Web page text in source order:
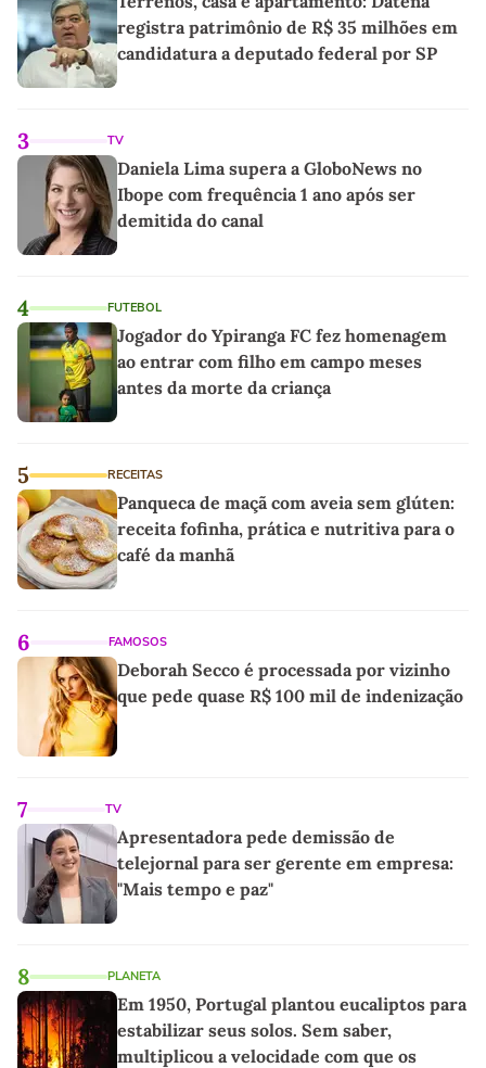
registra patrimônio de R$ 35 milhões em
candidatura a deputado federal por SP
3 TV
Daniela Lima supera a GloboNews no
Ibope com frequência 1 ano após ser
demitida do canal
4 FUTEBOL
Jogador do Ypiranga FC fez homenagem
ao entrar com filho em campo meses
antes da morte da criança
5 RECEITAS
Panqueca de maçã com aveia sem glúten:
receita fofinha, prática e nutritiva para o
café da manhã
6 FAMOSOS
Deborah Secco é processada por vizinho
que pede quase R$ 100 mil de indenização
7 TV
Apresentadora pede demissão de
telejornal para ser gerente em empresa:
"Mais tempo e paz"
8 PLANETA
Em 1950, Portugal plantou eucaliptos para
estabilizar seus solos. Sem saber,
multiplicou a velocidade com que os